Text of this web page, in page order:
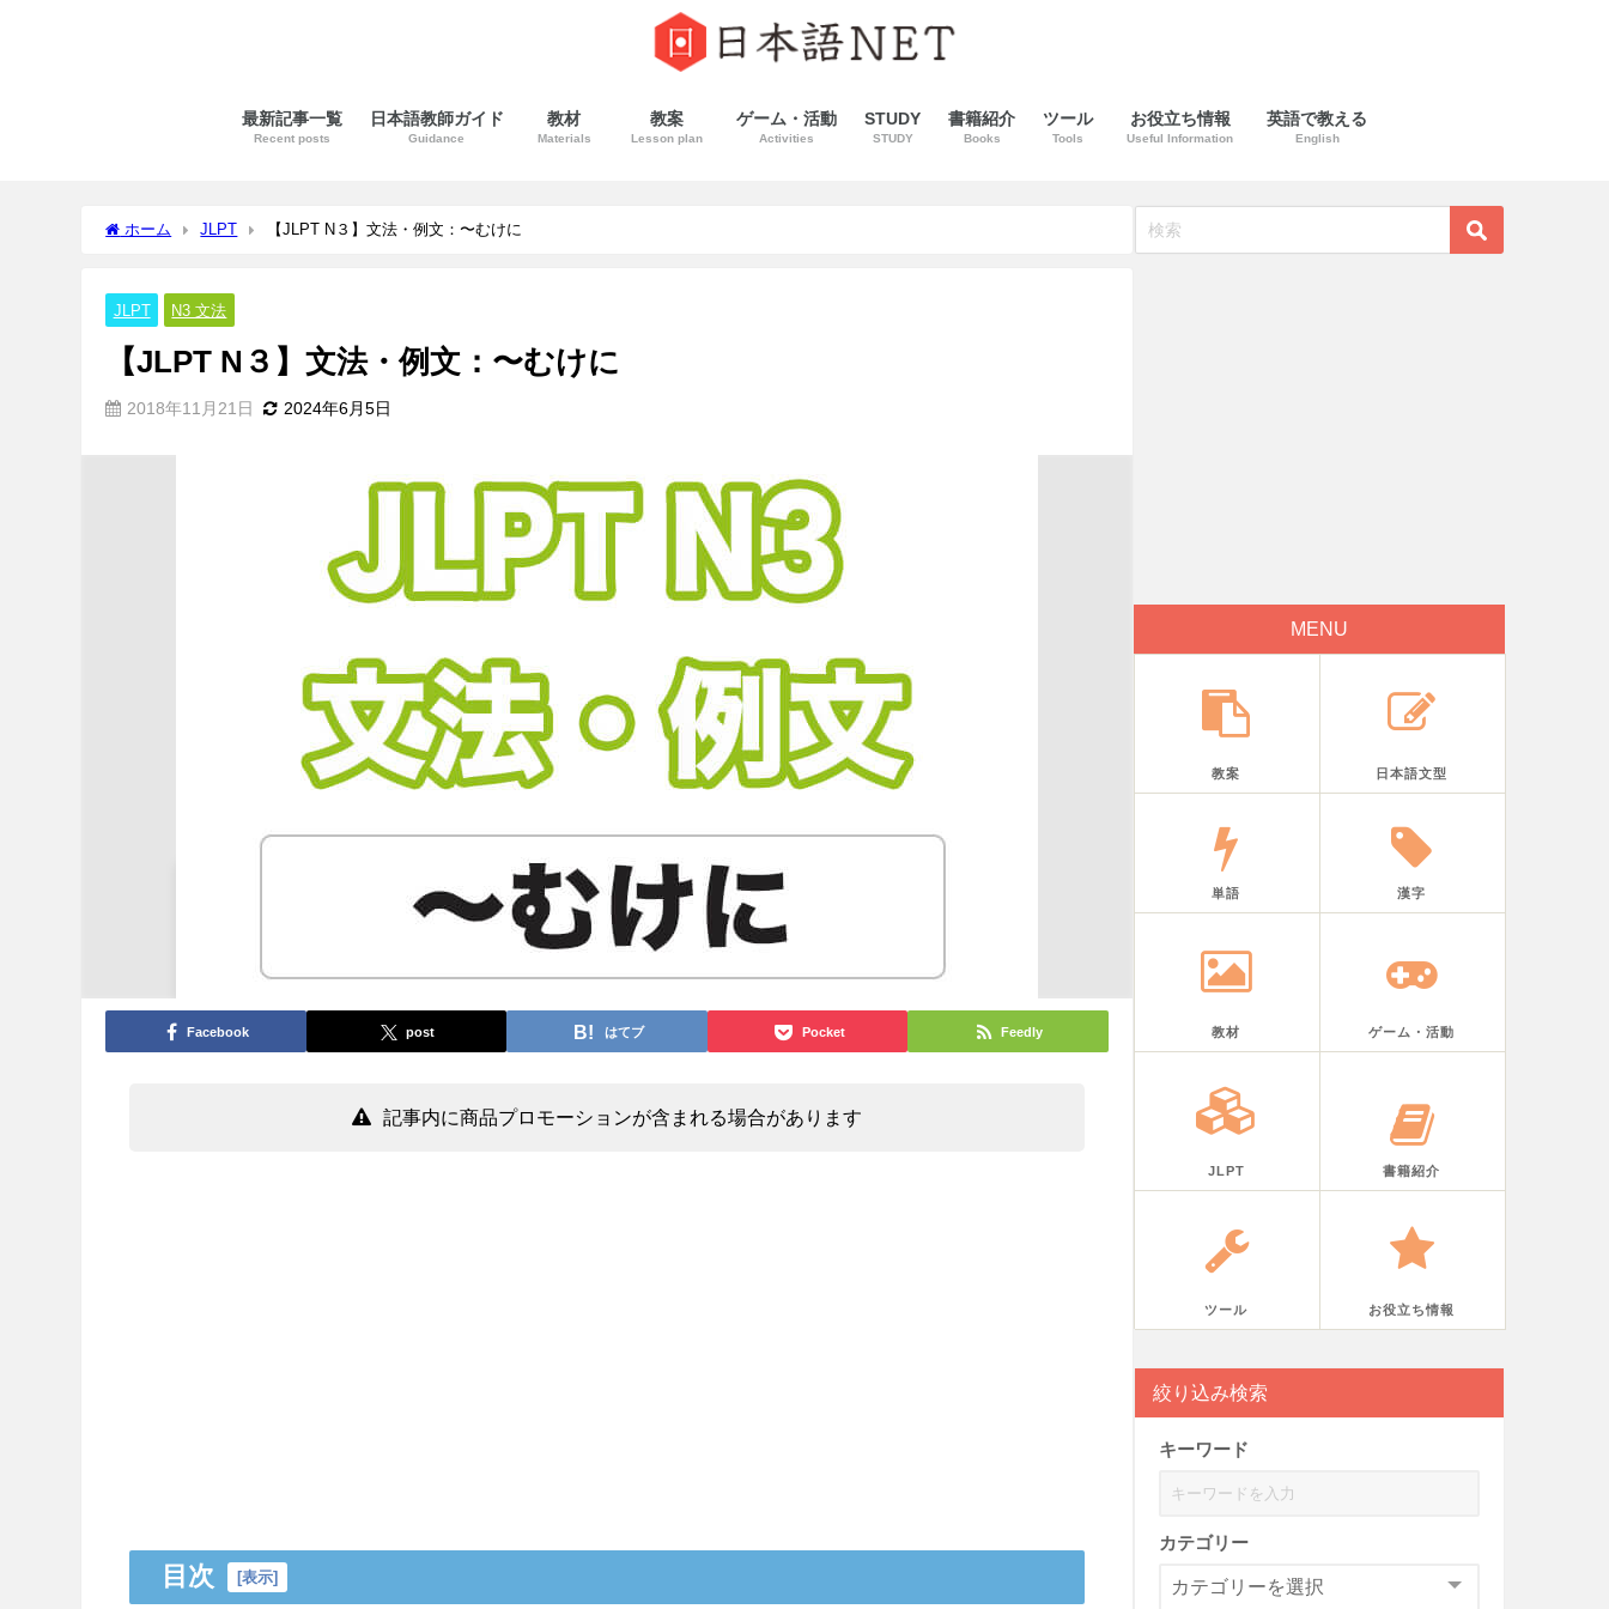
最新記事一覧
Recent posts
日本語教師ガイド
Guidance
教材
Materials
教案
Lesson plan
ゲーム・活動
Activities
STUDY
STUDY
書籍紹介
Books
ツール
Tools
お役立ち情報
Useful Information
英語で教える
English
ホーム JLPT 【JLPT N３】文法・例文：〜むけに
JLPT N3 文法
【JLPT N３】文法・例文：〜むけに
2018年11月21日 2024年6月5日
Facebook post はてブ Pocket Feedly
記事内に商品プロモーションが含まれる場合があります
目次 [表示]
MENU
教案 日本語文型
単語 漢字
教材 ゲーム・活動
JLPT 書籍紹介
ツール お役立ち情報
絞り込み検索
キーワード
カテゴリー